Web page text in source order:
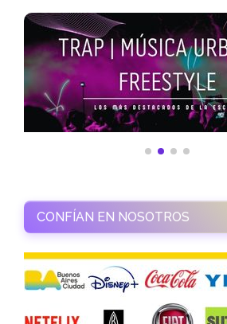
CONFÍAN EN NOSOTROS